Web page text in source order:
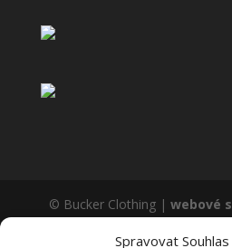
Spravovat
© Bucker Clothing |webové